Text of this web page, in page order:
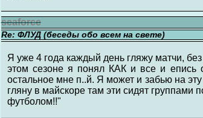
seaforce
Re: ФЛУД (беседы обо всем на свете)
Я уже 4 года каждый день гляжу матчи,
этом сезоне я понял КАК и все и
остальное мне п..й. Я может и забью на
гляну в майскоре там эти сидят
футболом!!"